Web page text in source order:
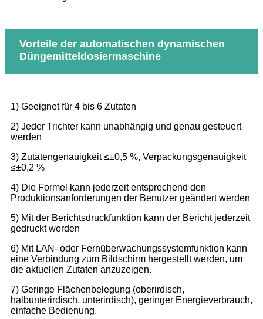
Vorteile der automatischen dynamischen
Düngemitteldosiermaschine
1) Geeignet für 4 bis 6 Zutaten
2) Jeder Trichter kann unabhängig und genau gesteuert
werden
3) Zutatengenauigkeit ≤±0,5 %, Verpackungsgenauigkeit
≤±0,2 %
4) Die Formel kann jederzeit entsprechend den
Produktionsanforderungen der Benutzer geändert werden
5) Mit der Berichtsdruckfunktion kann der Bericht jederzeit
gedruckt werden
6) Mit LAN- oder Fernüberwachungssystemfunktion kann
eine Verbindung zum Bildschirm hergestellt werden, um
die aktuellen Zutaten anzuzeigen.
7) Geringe Flächenbelegung (oberirdisch,
halbunterirdisch, unterirdisch), geringer Energieverbrauch,
einfache Bedienung.